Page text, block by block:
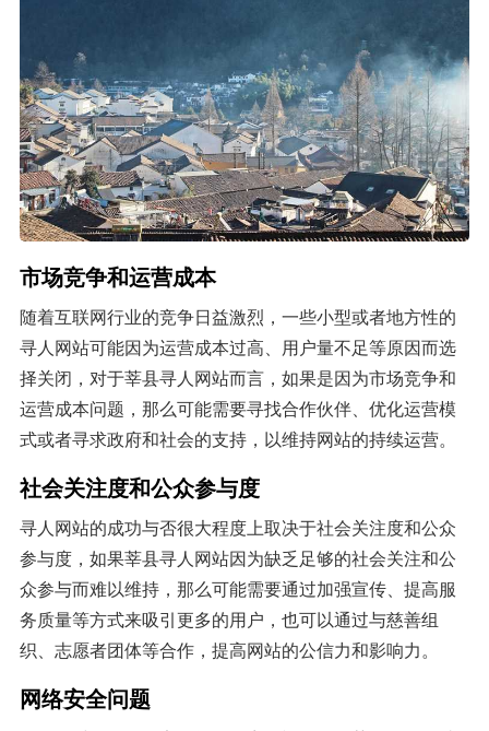
市场竞争和运营成本
随着互联网行业的竞争日益激烈，一些小型或者地方性的
寻人网站可能因为运营成本过高、用户量不足等原因而选
择关闭，对于莘县寻人网站而言，如果是因为市场竞争和
运营成本问题，那么可能需要寻找合作伙伴、优化运营模
式或者寻求政府和社会的支持，以维持网站的持续运营。
社会关注度和公众参与度
寻人网站的成功与否很大程度上取决于社会关注度和公众
参与度，如果莘县寻人网站因为缺乏足够的社会关注和公
众参与而难以维持，那么可能需要通过加强宣传、提高服
务质量等方式来吸引更多的用户，也可以通过与慈善组
织、志愿者团体等合作，提高网站的公信力和影响力。
网络安全问题